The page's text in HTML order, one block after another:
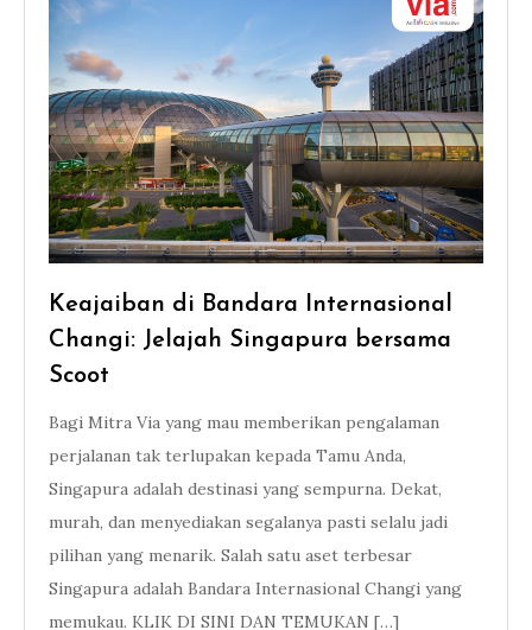
Keajaiban di Bandara Internasional
Changi: Jelajah Singapura bersama
Scoot
Bagi Mitra Via yang mau memberikan pengalaman
perjalanan tak terlupakan kepada Tamu Anda,
Singapura adalah destinasi yang sempurna. Dekat,
murah, dan menyediakan segalanya pasti selalu jadi
pilihan yang menarik. Salah satu aset terbesar
Singapura adalah Bandara Internasional Changi yang
memukau. KLIK DI SINI DAN TEMUKAN […]